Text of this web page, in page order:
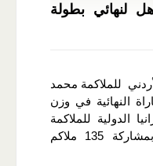
لنهائي بطولة
للملاكمة محمد
النهائية في وزن
الدولية للملاكمة
والمقامة في مدينة أوديسا بمشاركة 135 ملاكم